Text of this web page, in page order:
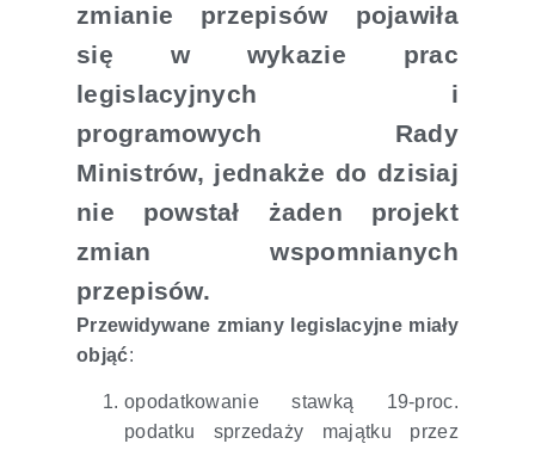
zmianie przepisów pojawiła
się w wykazie prac
legislacyjnych i
programowych Rady
Ministrów, jednakże do dzisiaj
nie powstał żaden projekt
zmian wspomnianych
przepisów.
Przewidywane zmiany legislacyjne miały
objąć:
opodatkowanie stawką 19-proc.
podatku sprzedaży majątku przez